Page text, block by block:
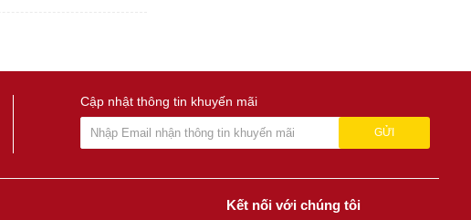
Cập nhật thông tin khuyến mãi
GỬI
Kết nối với chúng tôi